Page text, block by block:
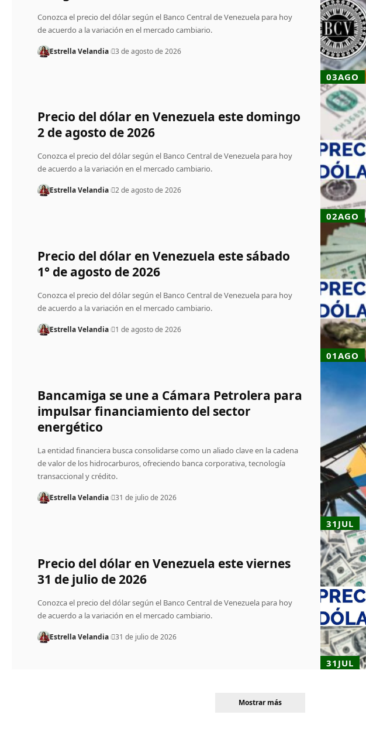
03AGO
Conozca el precio del dólar según el Banco Central de Venezuela para hoy
de acuerdo a la variación en el mercado cambiario.
Estrella Velandia 3 de agosto de 2026
02AGO
Precio del dólar en Venezuela este domingo
2 de agosto de 2026
Conozca el precio del dólar según el Banco Central de Venezuela para hoy
de acuerdo a la variación en el mercado cambiario.
Estrella Velandia 2 de agosto de 2026
01AGO
Precio del dólar en Venezuela este sábado
1° de agosto de 2026
Conozca el precio del dólar según el Banco Central de Venezuela para hoy
de acuerdo a la variación en el mercado cambiario.
Estrella Velandia 1 de agosto de 2026
31JUL
Bancamiga se une a Cámara Petrolera para
impulsar financiamiento del sector
energético
La entidad financiera busca consolidarse como un aliado clave en la cadena
de valor de los hidrocarburos, ofreciendo banca corporativa, tecnología
transaccional y crédito.
Estrella Velandia 31 de julio de 2026
31JUL
Precio del dólar en Venezuela este viernes
31 de julio de 2026
Conozca el precio del dólar según el Banco Central de Venezuela para hoy
de acuerdo a la variación en el mercado cambiario.
Estrella Velandia 31 de julio de 2026
Mostrar más